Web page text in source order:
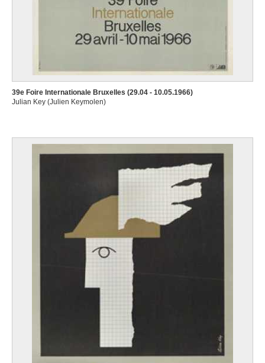
39e Foire Internationale Bruxelles (29.04 - 10.05.1966)
Julian Key (Julien Keymolen)